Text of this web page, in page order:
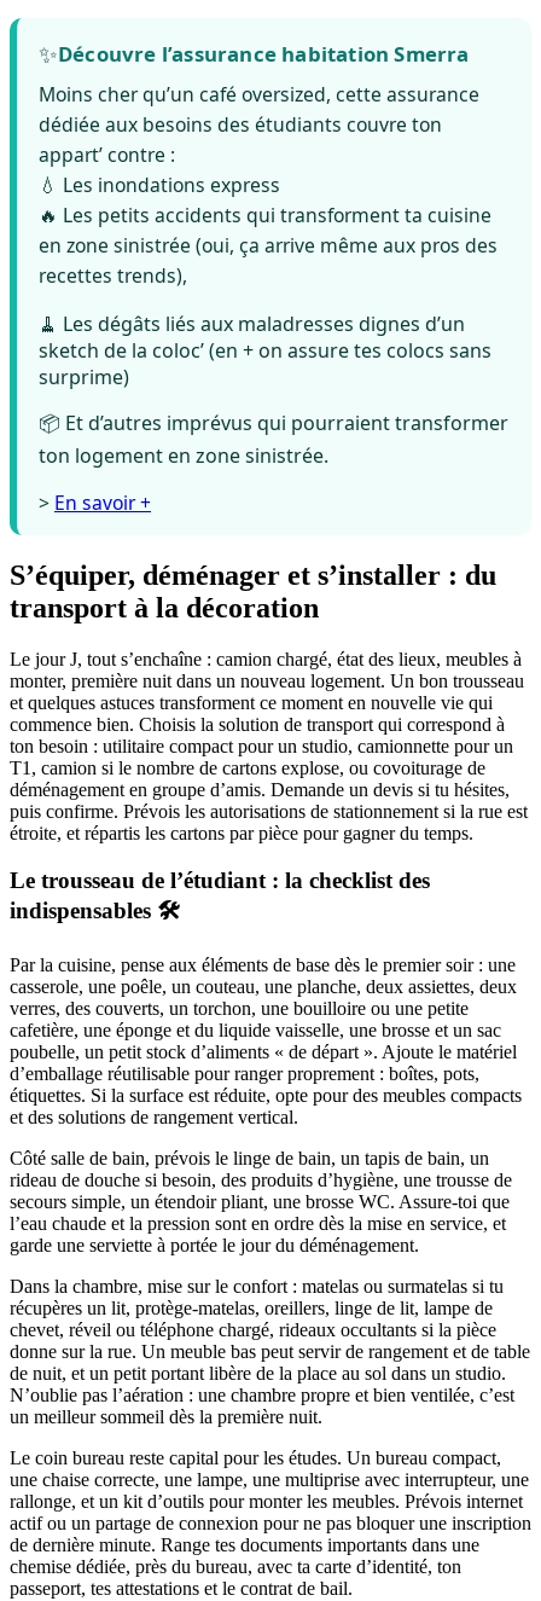
✨Découvre l’assurance habitation Smerra
Moins cher qu’un café oversized, cette assurance
dédiée aux besoins des étudiants couvre ton
appart’ contre :
💧 Les inondations express
🔥 Les petits accidents qui transforment ta cuisine
en zone sinistrée (oui, ça arrive même aux pros des
recettes trends),
🧹 Les dégâts liés aux maladresses dignes d’un
sketch de la coloc’ (en + on assure tes colocs sans
surprime)
📦 Et d’autres imprévus qui pourraient transformer
ton logement en zone sinistrée.
> En savoir +
S’équiper, déménager et s’installer : du
transport à la décoration
Le jour J, tout s’enchaîne : camion chargé, état des lieux, meubles à
monter, première nuit dans un nouveau logement. Un bon trousseau
et quelques astuces transforment ce moment en nouvelle vie qui
commence bien. Choisis la solution de transport qui correspond à
ton besoin : utilitaire compact pour un studio, camionnette pour un
T1, camion si le nombre de cartons explose, ou covoiturage de
déménagement en groupe d’amis. Demande un devis si tu hésites,
puis confirme. Prévois les autorisations de stationnement si la rue est
étroite, et répartis les cartons par pièce pour gagner du temps.
Le trousseau de l’étudiant : la checklist des
indispensables 🛠️
Par la cuisine, pense aux éléments de base dès le premier soir : une
casserole, une poêle, un couteau, une planche, deux assiettes, deux
verres, des couverts, un torchon, une bouilloire ou une petite
cafetière, une éponge et du liquide vaisselle, une brosse et un sac
poubelle, un petit stock d’aliments « de départ ». Ajoute le matériel
d’emballage réutilisable pour ranger proprement : boîtes, pots,
étiquettes. Si la surface est réduite, opte pour des meubles compacts
et des solutions de rangement vertical.
Côté salle de bain, prévois le linge de bain, un tapis de bain, un
rideau de douche si besoin, des produits d’hygiène, une trousse de
secours simple, un étendoir pliant, une brosse WC. Assure-toi que
l’eau chaude et la pression sont en ordre dès la mise en service, et
garde une serviette à portée le jour du déménagement.
Dans la chambre, mise sur le confort : matelas ou surmatelas si tu
récupères un lit, protège-matelas, oreillers, linge de lit, lampe de
chevet, réveil ou téléphone chargé, rideaux occultants si la pièce
donne sur la rue. Un meuble bas peut servir de rangement et de table
de nuit, et un petit portant libère de la place au sol dans un studio.
N’oublie pas l’aération : une chambre propre et bien ventilée, c’est
un meilleur sommeil dès la première nuit.
Le coin bureau reste capital pour les études. Un bureau compact,
une chaise correcte, une lampe, une multiprise avec interrupteur, une
rallonge, et un kit d’outils pour monter les meubles. Prévois internet
actif ou un partage de connexion pour ne pas bloquer une inscription
de dernière minute. Range tes documents importants dans une
chemise dédiée, près du bureau, avec ta carte d’identité, ton
passeport, tes attestations et le contrat de bail.